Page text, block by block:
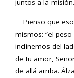
juntos a la misión.
Pienso que
mismos: “el
inclinemos del
de tu amor,
de allá arriba.